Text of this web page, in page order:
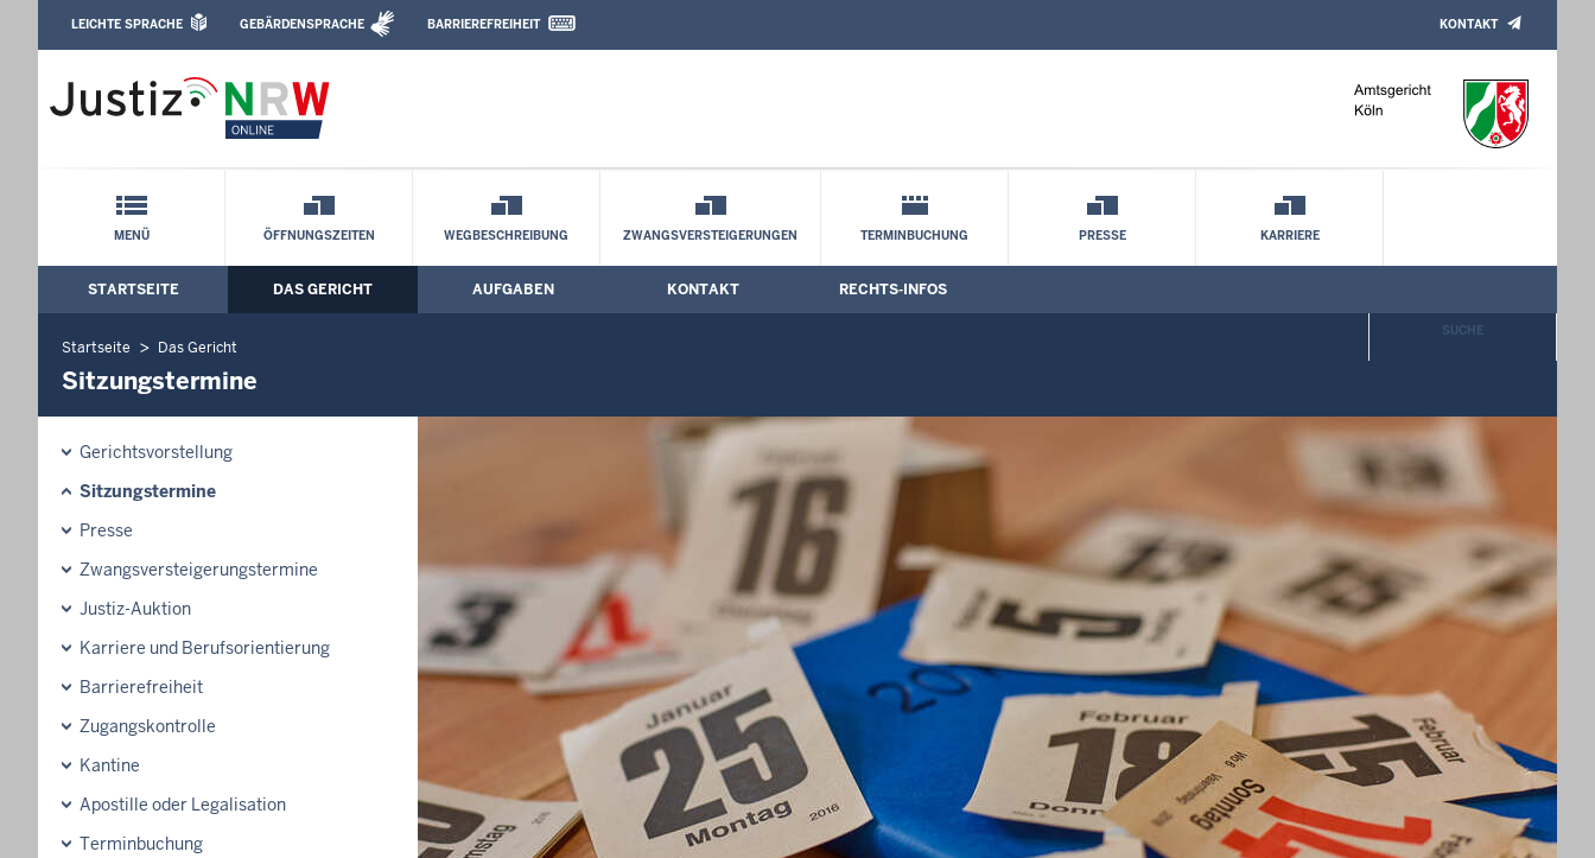
Amtsgericht Köln: Sitzungstermine
Leichte Sprache, Gebärdensprachenvideo und Kontaktformular
LEICHTE SPRACHE GEBÄRDENSPRACHE BARRIEREFREIHEIT KONTAKT
Schnellnavigation mit Volltext-Suche
MENÜ ÖFFNUNGSZEITEN WEGBESCHREIBUNG ZWANGSVERSTEIGERUNGEN TERMINBUCHUNG PRESSE KARRIERE
SUCHE
Hauptmenü: Hauptnavigation
STARTSEITE DAS GERICHT AUFGABEN KONTAKT RECHTS-INFOS
Startseite Das Gericht
Sitzungstermine
Gerichtsvorstellung
Sitzungstermine
Presse
Zwangsversteigerungs­termine
Justiz-Auktion
Karriere und Berufsorientierung
Barrierefreiheit
Zugangskontrolle
Kantine
Apostille oder Legalisation
Terminbuchung